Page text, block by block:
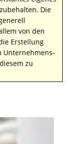
Die
von den
Erstellung
Unternehmens-
zu